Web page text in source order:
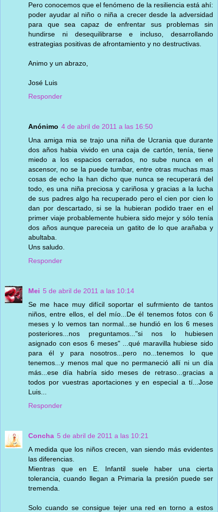
Pero conocemos que el fenómeno de la resiliencia está ahí:
poder ayudar al niño o niña a crecer desde la adversidad
para que sea capaz de enfrentar sus problemas sin
hundirse ni desequilibrarse e incluso, desarrollando
estrategias positivas de afrontamiento y no destructivas.
Animo y un abrazo,
José Luis
Responder
Anónimo 4 de abril de 2011 a las 16:50
Una amiga mia se trajo una niña de Ucrania que durante
dos años habia vivido en una caja de cartón, tenía, tiene
miedo a los espacios cerrados, no sube nunca en el
ascensor, no se la puede tumbar, entre otras muchas mas
cosas de echo la han dicho que nunca se recuperará del
todo, es una niña preciosa y cariñosa y gracias a la lucha
de sus padres algo ha recuperado pero el cien por cien lo
dan por descartado, si se la hubieran podido traer en el
primer viaje probablemente hubiera sido mejor y sólo tenía
dos años aunque pareceia un gatito de lo que arañaba y
abultaba.
Uns saludo.
Responder
Mei 5 de abril de 2011 a las 10:14
Se me hace muy difícil soportar el sufrmiento de tantos
niños, entre ellos, el del mío...De él tenemos fotos con 6
meses y lo vemos tan normal...se hundió en los 6 meses
posteriores...nos preguntamos..."si nos lo hubiesen
asignado con esos 6 meses" ...qué maravilla hubiese sido
para él y para nosotros...pero no...tenemos lo que
tenemos...y menos mal que no permaneció allí ni un día
más...ese día habría sido meses de retraso...gracias a
todos por vuestras aportaciones y en especial a tí...Jose
Luis...
Responder
Concha 5 de abril de 2011 a las 10:21
A medida que los niños crecen, van siendo más evidentes
las diferencias.
Mientras que en E. Infantil suele haber una cierta
tolerancia, cuando llegan a Primaria la presión puede ser
tremenda.
Solo cuando se consigue tejer una red en torno a estos